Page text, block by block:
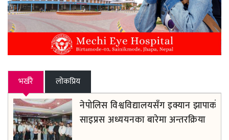
भर्खरै लाेकप्रिय
नेपोलिस विश्वविद्यालयसँग इक्यान झापाको
साइप्रस अध्ययनका बारेमा अन्तरक्रिया